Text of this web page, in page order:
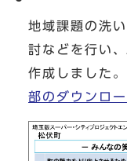
地域課題の洗
討などを行い
作成しました
部のダウンロー